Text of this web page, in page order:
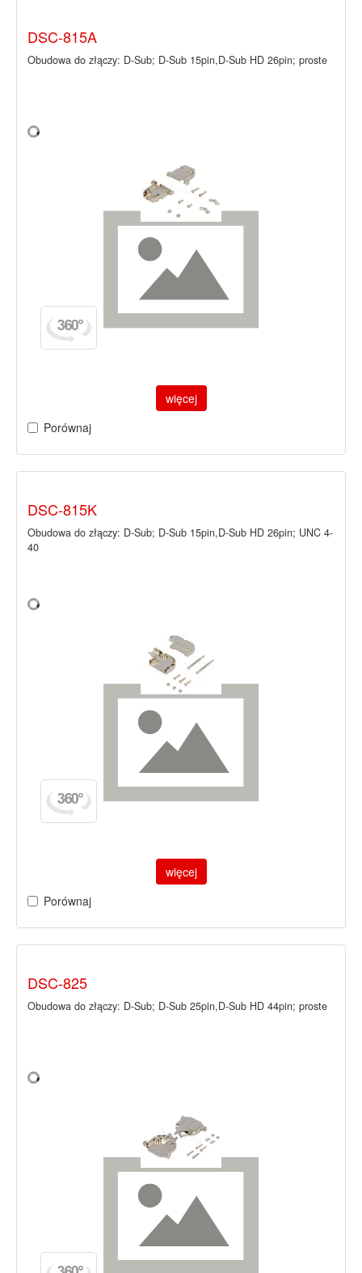
DSC-815A
Obudowa do złączy: D-Sub; D-Sub 15pin,D-Sub HD 26pin; proste
więcej
Porównaj
DSC-815K
Obudowa do złączy: D-Sub; D-Sub 15pin,D-Sub HD 26pin; UNC 4-
40
więcej
Porównaj
DSC-825
Obudowa do złączy: D-Sub; D-Sub 25pin,D-Sub HD 44pin; proste